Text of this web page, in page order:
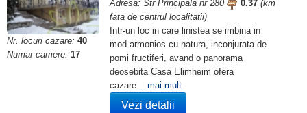
Nr. locuri cazare: 40
Numar camere: 17
Adresa: Str Principala nr 280 0.37 (km
fata de centrul localitatii)
Intr-un loc in care linistea se imbina in
mod armonios cu natura, inconjurata de
pomi fructiferi, avand o panorama
deosebita Casa Elimheim ofera
cazare... mai mult
Vezi detalii